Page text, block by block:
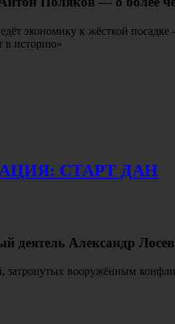
экономику к жёсткой
в историю»
СТАРТ ДАН
деятель Александр
затронутых вооружённым